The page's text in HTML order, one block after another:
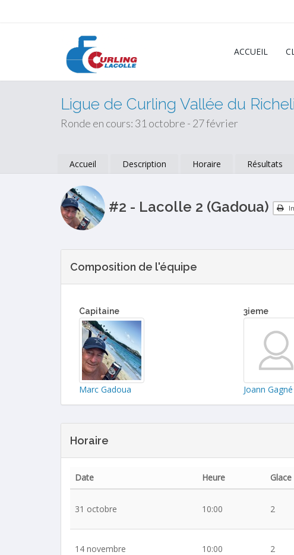
ACCUEIL
Ligue de Curling Vallée du
Ronde en cours: 31 octobre - 27 février
Accueil Description Horaire Résultats
#2 - Lacolle 2 (Gadoua)
Composition de l'équipe
Capitaine
Marc Gadoua
3ieme
Joann Gagné
Horaire
Date Heure Glace
31 octobre 10:00 2
14 novembre 10:00 2